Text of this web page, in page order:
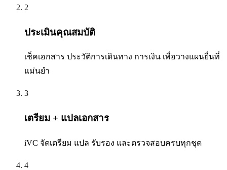
2
ประเมินคุณสมบัติ
เช็คเอกสาร ประวัติการเดินทาง การเงิน เพื่อวางแผนยื่นที่
แม่นยำ
3
เตรียม + แปลเอกสาร
iVC จัดเตรียม แปล รับรอง และตรวจสอบครบทุกชุด
4